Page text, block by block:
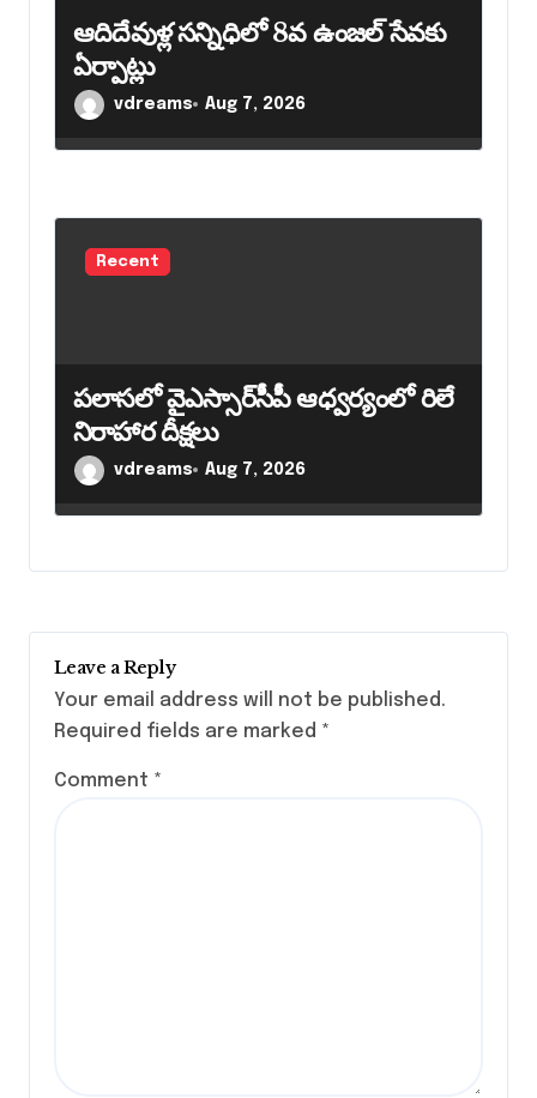
ఆదిదేవుళ్ల సన్నిధిలో 8వ ఉంజల్ సేవకు
ఏర్పాట్లు
vdreams Aug 7, 2026
Recent
పలాసలో వైఎస్సార్‌సీపీ ఆధ్వర్యంలో రిలే
నిరాహార దీక్షలు
vdreams Aug 7, 2026
Leave a Reply
Your email address will not be published.
Required fields are marked *
Comment *